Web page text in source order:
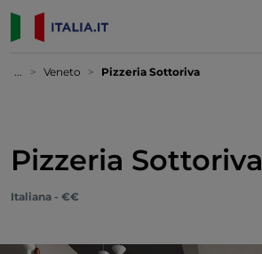
... Veneto Pizzeria Sottoriva
Pizzeria Sottoriva
Italiana - €€